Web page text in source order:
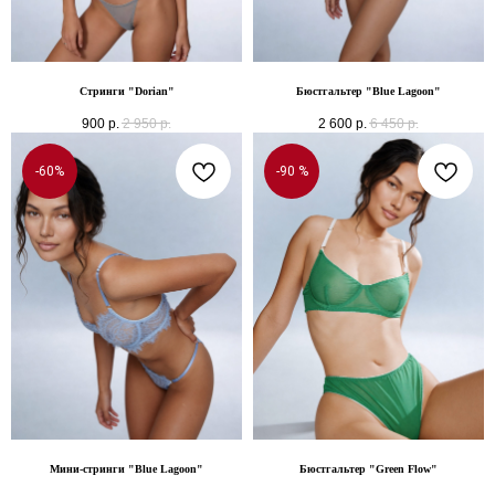
Стринги "Dorian"
900 р. 2 950 р.
Бюстгальтер "Blue Lagoon"
2 600 р. 6 450 р.
-60%
Мини-стринги "Blue Lagoon"
-90 %
Бюстгальтер "Green Flow"